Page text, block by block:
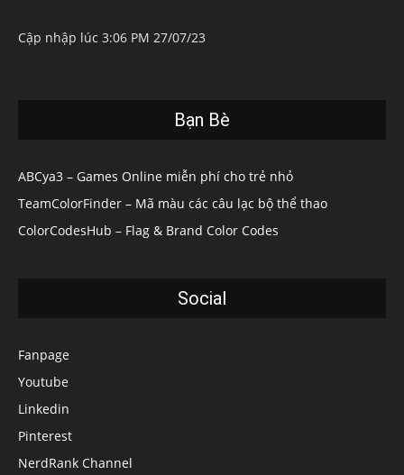
Cập nhập lúc 3:06 PM 27/07/23
Bạn Bè
ABCya3 – Games Online miễn phí cho trẻ nhỏ
TeamColorFinder – Mã màu các câu lạc bộ thể thao
ColorCodesHub – Flag & Brand Color Codes
Social
Fanpage
Youtube
Linkedin
Pinterest
NerdRank Channel